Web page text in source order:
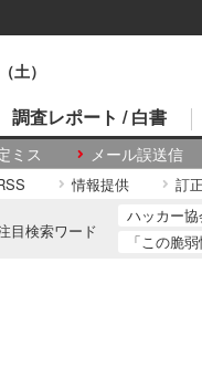
土）
ミス メール誤送信
調査レポート / 白書
情報提供 訂
目検索ワード
ハッカー協
「この脆